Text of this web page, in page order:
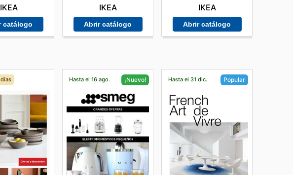
IKEA
catálogo
IKEA
Abrir catálogo
IKEA
Abrir catálogo
Hasta el 16 ago. ¡Nuevo! Hasta el 31 dic. Popular